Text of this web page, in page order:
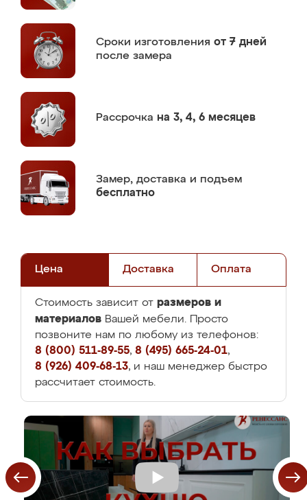
Сроки изготовления от 7 дней
после замера
Рассрочка на 3, 4, 6 месяцев
Замер, доставка и подъем
бесплатно
Цена Доставка Оплата
Стоимость зависит от размеров и
материалов Вашей мебели. Просто
позвоните нам по любому из телефонов:
8 (800) 511-89-55, 8 (495) 665-24-01,
8 (926) 409-68-13, и наш менеджер быстро
рассчитает стоимость.